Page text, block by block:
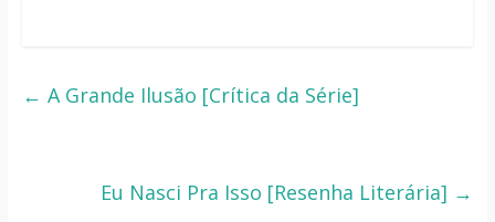
← A Grande Ilusão [Crítica da Série]
Eu Nasci Pra Isso [Resenha Literária] →